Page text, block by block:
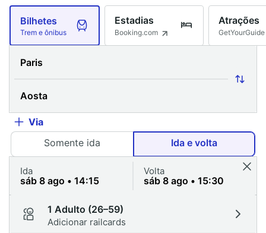
Bilhetes
Trem e ônibus
Estadias
Booking.com
Atrações
GetYourGuide
Via
Somente ida
Ida e volta
Ida Volta
1 Adulto (26–59)
Adicionar railcards